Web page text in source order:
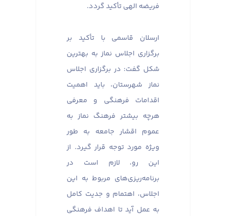
فریضه الهی تأکید گردد.
ارسلان قاسمی با تأکید بر
برگزاری اجلاس نماز به بهترین
شکل گفت: در برگزاری اجلاس
نماز شهرستان، باید اهمیت
اقدامات فرهنگی و معرفی
هرچه بیشتر فرهنگ نماز به
عموم اقشار جامعه به طور
ویژه مورد توجه قرار گیرد. از
این رو، لازم است در
برنامه‌ریزی‌های مربوط به این
اجلاس، اهتمام و جدیت کامل
به عمل آید تا اهداف فرهنگی